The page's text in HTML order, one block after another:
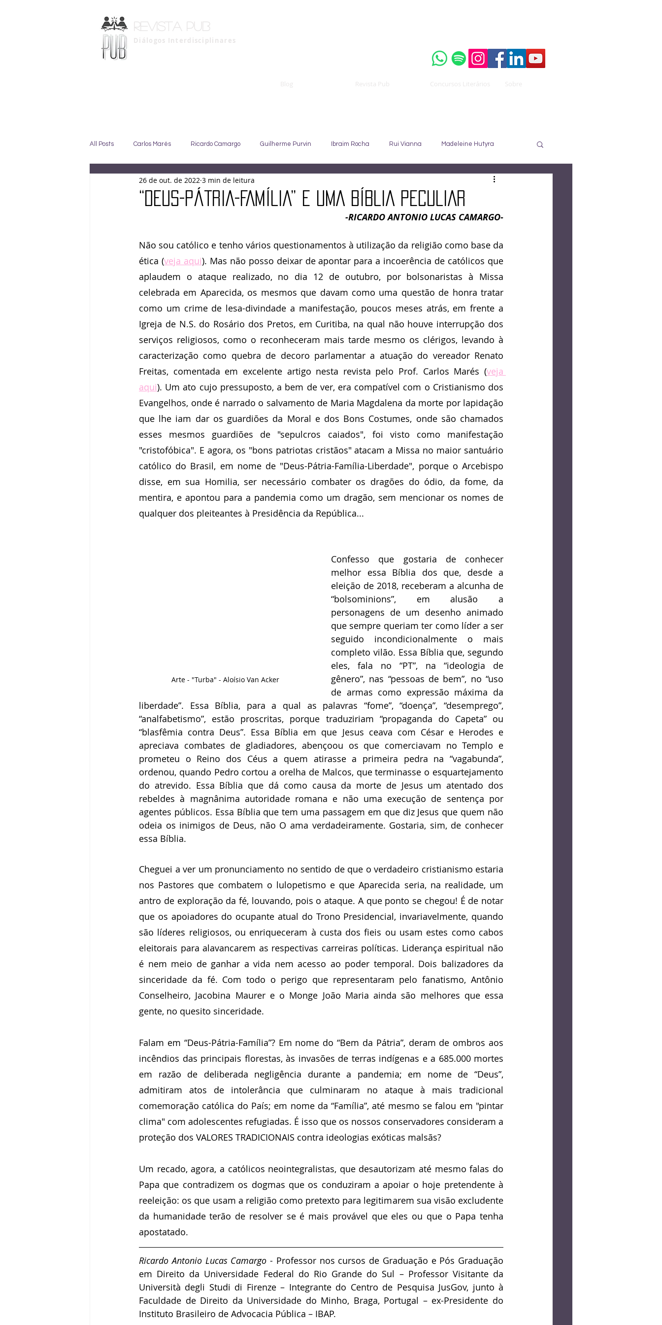
Revista pub
Diálogos Interdisciplinares
Blog Revista Pub Concursos Literários Sobre
All Posts Carlos Marés Ricardo Camargo Guilherme Purvin Ibraim Rocha Rui Vianna Madeleine Hutyra
Marise Duarte Johny GIffoni Sebastião Staut José Nuzzi
Zeca Sampaio Política Frederico Arzolla Gean B. de Moraes Patrícia Bianchi IBAP Lucas Bolzan
“DEUS-PÁTRIA-FAMÍLIA” E UMA BÍBLIA PECULIAR
26 de out. de 2022 3 min de leitura
-RICARDO ANTONIO LUCAS CAMARGO-
Não sou católico e tenho vários questionamentos à utilização da religião como base da
ética (veja aqui). Mas não posso deixar de apontar para a incoerência de católicos que
aplaudem o ataque realizado, no dia 12 de outubro, por bolsonaristas à Missa
celebrada em Aparecida, os mesmos que davam como uma questão de honra tratar
como um crime de lesa-divindade a manifestação, poucos meses atrás, em frente a
Igreja de N.S. do Rosário dos Pretos, em Curitiba, na qual não houve interrupção dos
serviços religiosos, como o reconheceram mais tarde mesmo os clérigos, levando à
caracterização como quebra de decoro parlamentar a atuação do vereador Renato
Freitas, comentada em excelente artigo nesta revista pelo Prof. Carlos Marés (veja
aqui). Um ato cujo pressuposto, a bem de ver, era compatível com o Cristianismo dos
Evangelhos, onde é narrado o salvamento de Maria Magdalena da morte por lapidação
que lhe iam dar os guardiões da Moral e dos Bons Costumes, onde são chamados
esses mesmos guardiões de "sepulcros caiados", foi visto como manifestação
"cristofóbica". E agora, os "bons patriotas cristãos" atacam a Missa no maior santuário
católico do Brasil, em nome de "Deus-Pátria-Família-Liberdade", porque o Arcebispo
disse, em sua Homilia, ser necessário combater os dragões do ódio, da fome, da
mentira, e apontou para a pandemia como um dragão, sem mencionar os nomes de
qualquer dos pleiteantes à Presidência da República...
Arte - "Turba" - Aloísio Van Acker
Confesso que gostaria de conhecer
melhor essa Bíblia dos que, desde a
eleição de 2018, receberam a alcunha de
“bolsominions”, em alusão a
personagens de um desenho animado
que sempre queriam ter como líder a ser
seguido incondicionalmente o mais
completo vilão. Essa Bíblia que, segundo
eles, fala no “PT”, na “ideologia de
gênero”, nas “pessoas de bem”, no “uso
de armas como expressão máxima da
liberdade”. Essa Bíblia, para a qual as palavras “fome”, “doença”, “desemprego”,
“analfabetismo”, estão proscritas, porque traduziriam “propaganda do Capeta” ou
“blasfêmia contra Deus”. Essa Bíblia em que Jesus ceava com César e Herodes e
apreciava combates de gladiadores, abençoou os que comerciavam no Templo e
prometeu o Reino dos Céus a quem atirasse a primeira pedra na “vagabunda”,
ordenou, quando Pedro cortou a orelha de Malcos, que terminasse o esquartejamento
do atrevido. Essa Bíblia que dá como causa da morte de Jesus um atentado dos
rebeldes à magnânima autoridade romana e não uma execução de sentença por
agentes públicos. Essa Bíblia que tem uma passagem em que diz Jesus que quem não
odeia os inimigos de Deus, não O ama verdadeiramente. Gostaria, sim, de conhecer
essa Bíblia.
Cheguei a ver um pronunciamento no sentido de que o verdadeiro cristianismo estaria
nos Pastores que combatem o lulopetismo e que Aparecida seria, na realidade, um
antro de exploração da fé, louvando, pois o ataque. A que ponto se chegou! É de notar
que os apoiadores do ocupante atual do Trono Presidencial, invariavelmente, quando
são líderes religiosos, ou enriqueceram à custa dos fieis ou usam estes como cabos
eleitorais para alavancarem as respectivas carreiras políticas. Liderança espiritual não
é nem meio de ganhar a vida nem acesso ao poder temporal. Dois balizadores da
sinceridade da fé. Com todo o perigo que representaram pelo fanatismo, Antônio
Conselheiro, Jacobina Maurer e o Monge João Maria ainda são melhores que essa
gente, no quesito sinceridade.
Falam em “Deus-Pátria-Família”? Em nome do “Bem da Pátria”, deram de ombros aos
incêndios das principais florestas, às invasões de terras indígenas e a 685.000 mortes
em razão de deliberada negligência durante a pandemia; em nome de “Deus”,
admitiram atos de intolerância que culminaram no ataque à mais tradicional
comemoração católica do País; em nome da “Família”, até mesmo se falou em "pintar
clima" com adolescentes refugiadas. É isso que os nossos conservadores consideram a
proteção dos VALORES TRADICIONAIS contra ideologias exóticas malsãs?
Um recado, agora, a católicos neointegralistas, que desautorizam até mesmo falas do
Papa que contradizem os dogmas que os conduziram a apoiar o hoje pretendente à
reeleição: os que usam a religião como pretexto para legitimarem sua visão excludente
da humanidade terão de resolver se é mais provável que eles ou que o Papa tenha
apostatado.
Ricardo Antonio Lucas Camargo - Professor nos cursos de Graduação e Pós Graduação
em Direito da Universidade Federal do Rio Grande do Sul – Professor Visitante da
Università degli Studi di Firenze – Integrante do Centro de Pesquisa JusGov, junto à
Faculdade de Direito da Universidade do Minho, Braga, Portugal – ex-Presidente do
Instituto Brasileiro de Advocacia Pública – IBAP.